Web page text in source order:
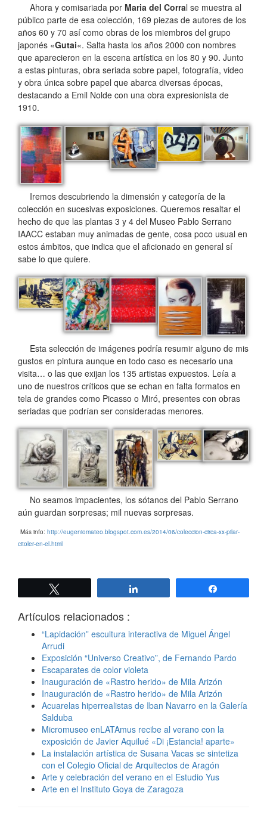
Ahora y comisariada por Maria del Corral se muestra al
público parte de esa colección, 169 piezas de autores de los
años 60 y 70 así como obras de los miembros del grupo
japonés «Gutai«. Salta hasta los años 2000 con nombres
que aparecieron en la escena artística en los 80 y 90. Junto
a estas pinturas, obra seriada sobre papel, fotografía, video
y obra única sobre papel que abarca diversas épocas,
destacando a Emil Nolde con una obra expresionista de
1910.
Iremos descubriendo la dimensión y categoría de la
colección en sucesivas exposiciones. Queremos resaltar el
hecho de que las plantas 3 y 4 del Museo Pablo Serrano
IAACC estaban muy animadas de gente, cosa poco usual en
estos ámbitos, que indica que el aficionado en general sí
sabe lo que quiere.
Esta selección de imágenes podría resumir alguno de mis
gustos en pintura aunque en todo caso es necesario una
visita… o las que exijan los 135 artistas expuestos. Leía a
uno de nuestros críticos que se echan en falta formatos en
tela de grandes como Picasso o Miró, presentes con obras
seriadas que podrían ser consideradas menores.
No seamos impacientes, los sótanos del Pablo Serrano
aún guardan sorpresas; mil nuevas sorpresas.
Más info: http://eugeniomateo.blogspot.com.es/2014/06/coleccion-circa-xx-pilar-
citoler-en-el.html
Artículos relacionados :
“Lapidación” escultura interactiva de Miguel Ángel
Arrudi
Exposición “Universo Creativo”, de Fernando Pardo
Escaparates de color violeta
Inauguración de «Rastro herido» de Mila Arizón
Inauguración de «Rastro herido» de Mila Arizón
Acuarelas hiperrealistas de Iban Navarro en la Galería
Salduba
Micromuseo enLATAmus recibe al verano con la
exposición de Javier Aquilué «Di ¡Estancia! aparte»
La instalación artística de Susana Vacas se sintetiza
con el Colegio Oficial de Arquitectos de Aragón
Arte y celebración del verano en el Estudio Yus
Arte en el Instituto Goya de Zaragoza